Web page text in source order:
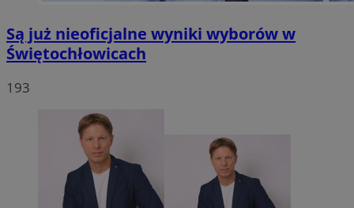
Są już nieoficjalne wyniki wyborów w
Świętochłowicach
193